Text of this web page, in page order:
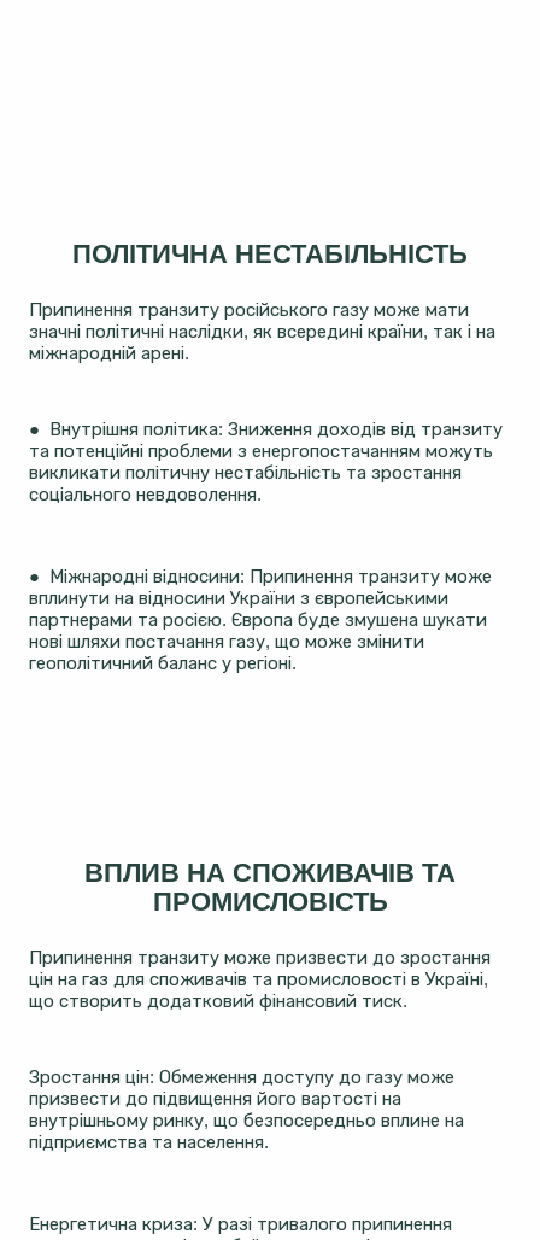
ПОЛІТИЧНА НЕСТАБІЛЬНІСТЬ
Припинення транзиту російського газу може мати
значні політичні наслідки, як всередині країни, так і на
міжнародній арені.
● Внутрішня політика: Зниження доходів від транзиту
та потенційні проблеми з енергопостачанням можуть
викликати політичну нестабільність та зростання
соціального невдоволення.
● Міжнародні відносини: Припинення транзиту може
вплинути на відносини України з європейськими
партнерами та росією. Європа буде змушена шукати
нові шляхи постачання газу, що може змінити
геополітичний баланс у регіоні​​.
ВПЛИВ НА СПОЖИВАЧІВ ТА
ПРОМИСЛОВІСТЬ
Припинення транзиту може призвести до зростання
цін на газ для споживачів та промисловості в Україні,
що створить додатковий фінансовий тиск.
Зростання цін: Обмеження доступу до газу може
призвести до підвищення його вартості на
внутрішньому ринку, що безпосередньо вплине на
підприємства та населення.
Енергетична криза: У разі тривалого припинення